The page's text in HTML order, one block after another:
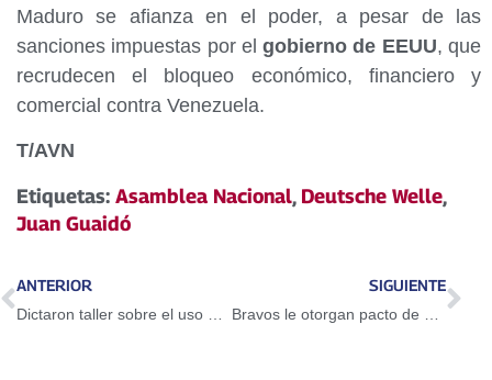
Maduro se afianza en el poder, a pesar de las
sanciones impuestas por elgobierno de EEUU, que
recrudecen el bloqueo económico, financiero y
comercial contra Venezuela.
T/AVN
Etiquetas: Asamblea Nacional, Deutsche Welle,
Juan Guaidó
ANTERIOR SIGUIENTE